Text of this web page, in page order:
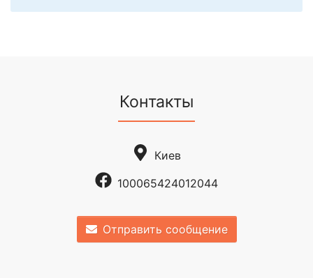
Контакты
Киев
100065424012044
Отправить сообщение